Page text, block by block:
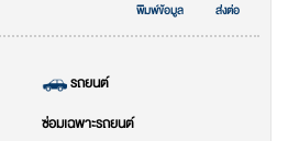
พิมพ์ข้อมูล ส่งต่อ
รถยนต์
ซ่อมเฉพาะรถยนต์